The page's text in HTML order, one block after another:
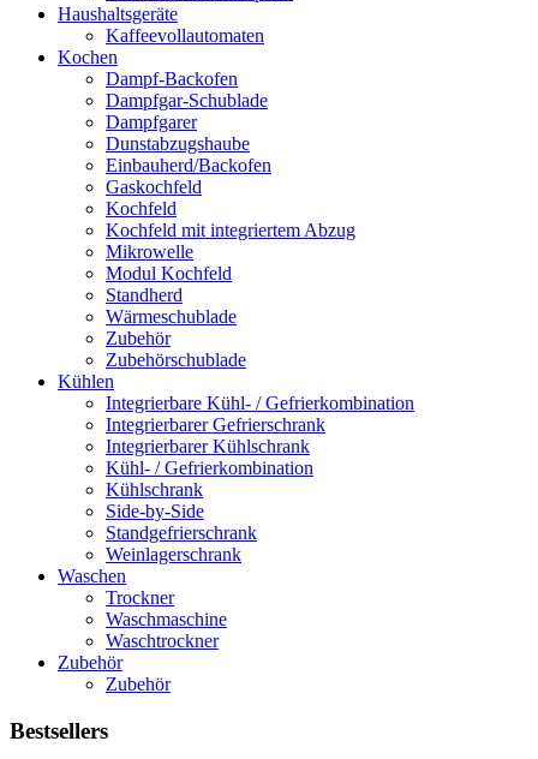
Haushaltsgeräte
Kaffeevollautomaten
Kochen
Dampf-Backofen
Dampfgar-Schublade
Dampfgarer
Dunstabzugshaube
Einbauherd/Backofen
Gaskochfeld
Kochfeld
Kochfeld mit integriertem Abzug
Mikrowelle
Modul Kochfeld
Standherd
Wärmeschublade
Zubehör
Zubehörschublade
Kühlen
Integrierbare Kühl- / Gefrierkombination
Integrierbarer Gefrierschrank
Integrierbarer Kühlschrank
Kühl- / Gefrierkombination
Kühlschrank
Side-by-Side
Standgefrierschrank
Weinlagerschrank
Waschen
Trockner
Waschmaschine
Waschtrockner
Zubehör
Zubehör
Bestsellers